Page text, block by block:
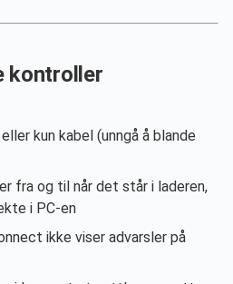
kontroller
kun kabel (unngå å blande
fra og til når det står i laderen,
i PC-en
ikke viser advarsler på